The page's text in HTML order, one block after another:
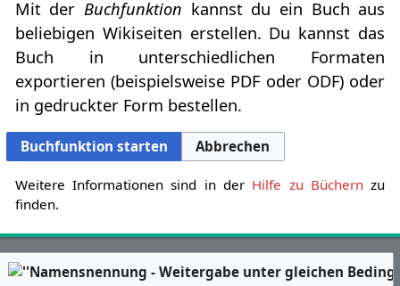
Mit derBuchfunktion kannst du ein Buch aus
beliebigen Wikiseiten erstellen. Du kannst das
Buch in unterschiedlichen Formaten
exportieren (beispielsweise PDF oder ODF) oder
in gedruckter Form bestellen.
Buchfunktion starten Abbrechen
Weitere Informationen sind in der Hilfe zu Büchernzu
finden.